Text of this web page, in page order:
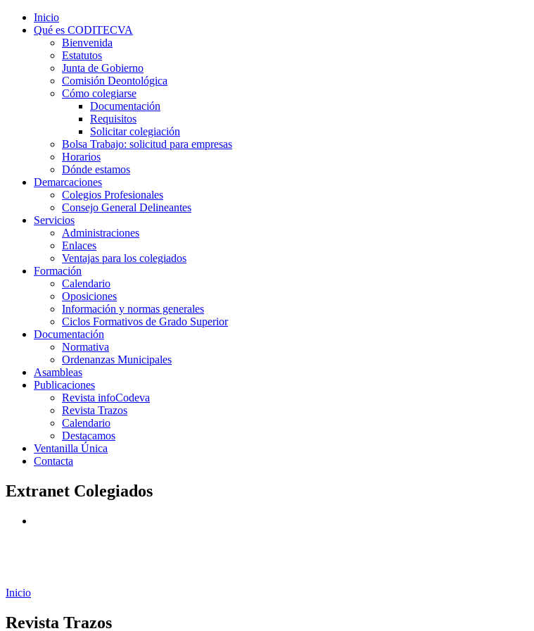
Inicio
Qué es CODITECVA
Bienvenida
Estatutos
Junta de Gobierno
Comisión Deontológica
Cómo colegiarse
Documentación
Requisitos
Solicitar colegiación
Bolsa Trabajo: solicitud para empresas
Horarios
Dónde estamos
Demarcaciones
Colegios Profesionales
Consejo General Delineantes
Servicios
Administraciones
Enlaces
Ventajas para los colegiados
Formación
Calendario
Oposiciones
Información y normas generales
Ciclos Formativos de Grado Superior
Documentación
Normativa
Ordenanzas Municipales
Asambleas
Publicaciones
Revista infoCodeva
Revista Trazos
Calendario
Destacamos
Ventanilla Única
Contacta
Extranet Colegiados
Inicio
Revista Trazos